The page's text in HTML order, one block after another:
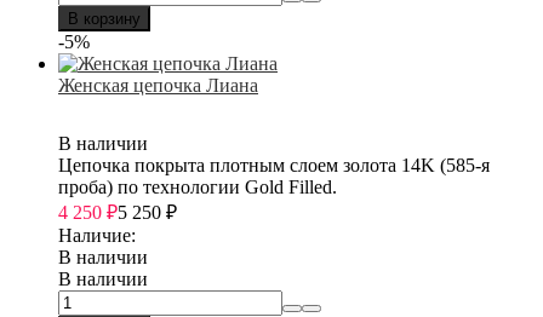
В корзину
-5%
Женская цепочка Лиана
В наличии
Цепочка покрыта плотным слоем золота 14K (585-я
проба) по технологии Gold Filled.
4 250 ₽5 250 ₽
Наличие:
В наличии
В наличии